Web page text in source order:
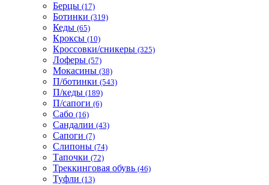
Берцы (17)
Ботинки (319)
Кеды (65)
Кроксы (10)
Кроссовки/сникеры (325)
Лоферы (57)
Мокасины (38)
П/ботинки (543)
П/кеды (189)
П/сапоги (6)
Сабо (16)
Сандалии (43)
Сапоги (7)
Слипоны (74)
Тапочки (72)
Треккинговая обувь (46)
Туфли (13)